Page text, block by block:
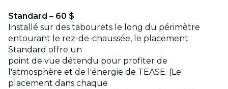
Standard – 60 $
Installé sur des tabourets le long du périmètre
entourant le rez-de-chaussée, le placement
Standard offre un
point de vue détendu pour profiter de
l'atmosphère et de l'énergie de TEASE. (Le
placement dans chaque